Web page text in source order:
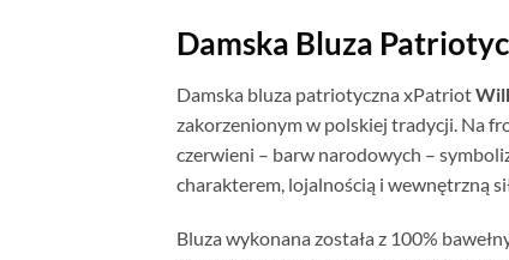
Damska Bluza
Damska bluza patriotyczna xPatriot
zakorzenionym w polskiej tradycji. Na
czerwieni – barw narodowych –
charakterem, lojalnością i wewnętrzną
Bluza wykonana została z 100%